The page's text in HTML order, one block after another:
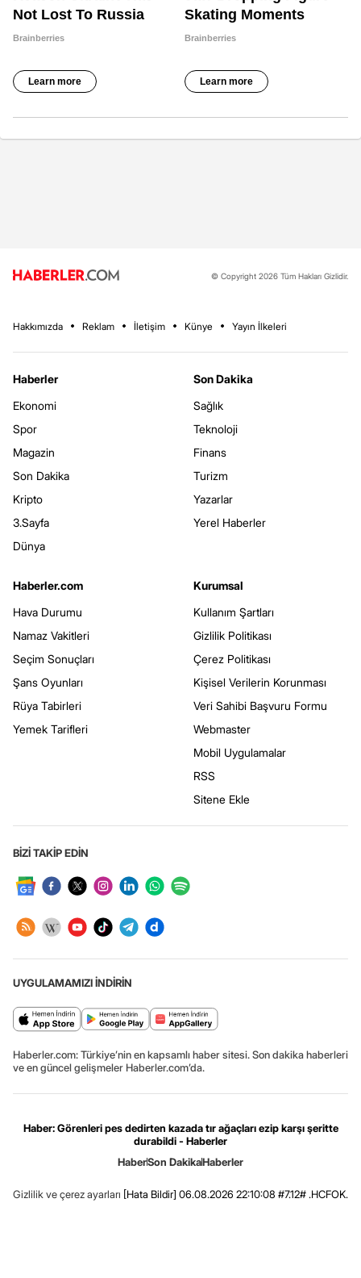
© Copyright 2026 Tüm Hakları Gizlidir.
Hakkımızda Reklam İletişim Künye Yayın İlkeleri
Haberler
Ekonomi
Spor
Magazin
Son Dakika
Kripto
3.Sayfa
Dünya
Son Dakika
Sağlık
Teknoloji
Finans
Turizm
Yazarlar
Yerel Haberler
Haberler.com
Hava Durumu
Namaz Vakitleri
Seçim Sonuçları
Şans Oyunları
Rüya Tabirleri
Yemek Tarifleri
Kurumsal
Kullanım Şartları
Gizlilik Politikası
Çerez Politikası
Kişisel Verilerin Korunması
Veri Sahibi Başvuru Formu
Webmaster
Mobil Uygulamalar
RSS
Sitene Ekle
BİZİ TAKİP EDİN
UYGULAMAMIZI İNDİRİN
Haberler.com: Türkiye’nin en kapsamlı haber sitesi. Son dakika haberleri
ve en güncel gelişmeler Haberler.com’da.
Haber: Görenleri pes dedirten kazada tır ağaçları ezip karşı şeritte
durabildi - Haberler
HaberSon DakikaHaberler
Gizlilik ve çerez ayarları [Hata Bildir] 06.08.2026 22:10:08 #7.12# .HCFOK.